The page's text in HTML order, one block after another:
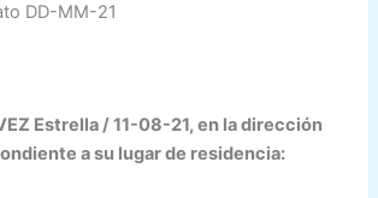
DD-MM-21
Estrella / 11-08-21, en la dirección
a su lugar de residencia: